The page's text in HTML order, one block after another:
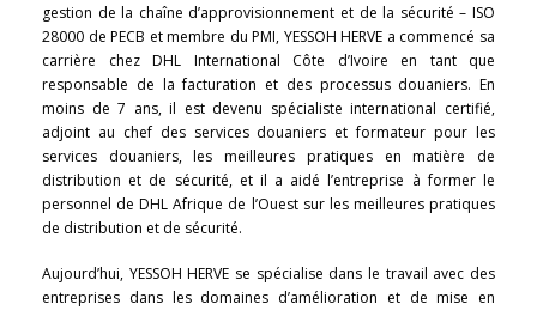
gestion de la chaîne d’approvisionnement et de la sécurité – ISO
28000 de PECB et membre du PMI, YESSOH HERVE a commencé sa
carrière chez DHL International Côte d’Ivoire en tant que
responsable de la facturation et des processus douaniers. En
moins de 7 ans, il est devenu spécialiste international certifié,
adjoint au chef des services douaniers et formateur pour les
services douaniers, les meilleures pratiques en matière de
distribution et de sécurité, et il a aidé l’entreprise à former le
personnel de DHL Afrique de l’Ouest sur les meilleures pratiques
de distribution et de sécurité.
Aujourd’hui, YESSOH HERVE se spécialise dans le travail avec des
entreprises dans les domaines d’amélioration et de mise en